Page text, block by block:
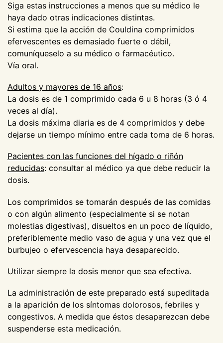
Siga estas instrucciones a menos que su médico le
haya dado otras indicaciones distintas.
Si estima que la acción de Couldina comprimidos
efervescentes es demasiado fuerte o débil,
comuníqueselo a su médico o farmacéutico.
Vía oral.
Adultos y mayores de 16 años:
La dosis es de 1 comprimido cada 6 u 8 horas (3 ó 4
veces al día).
La dosis máxima diaria es de 4 comprimidos y debe
dejarse un tiempo mínimo entre cada toma de 6 horas.
Pacientes con las funciones del hígado o riñón
reducidas: consultar al médico ya que debe reducir la
dosis.
Los comprimidos se tomarán después de las comidas
o con algún alimento (especialmente si se notan
molestias digestivas), disueltos en un poco de líquido,
preferiblemente medio vaso de agua y una vez que el
burbujeo o efervescencia haya desaparecido.
Utilizar siempre la dosis menor que sea efectiva.
La administración de este preparado está supeditada
a la aparición de los síntomas dolorosos, febriles y
congestivos. A medida que éstos desaparezcan debe
suspenderse esta medicación.